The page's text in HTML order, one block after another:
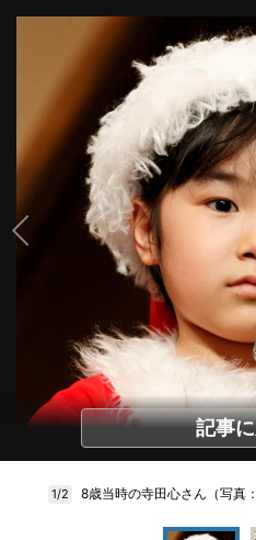
記事
1/2 8歳当時の寺田心さん（写真